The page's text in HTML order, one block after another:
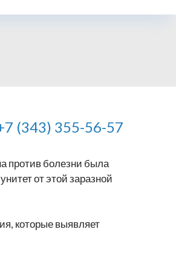
(343) 355-56-57
против болезни была
от этой заразной
которые выявляет